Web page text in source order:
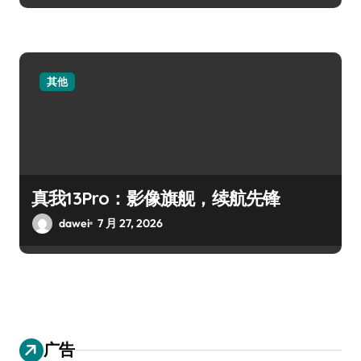
其他
真我13Pro：影像旗舰，续航先锋
dawei 7 月 27, 2026
广告